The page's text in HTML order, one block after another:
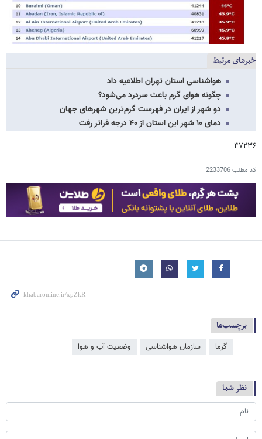
خبرهای مرتبط
هواشناسی استان تهران اطلاعیه داد
چگونه هوای گرم باعث سردرد می‌شود؟
دو شهر از ایران در فهرست گرم‌ترین شهرهای جهان
دمای ۱۰ شهر این استان از ۴۰ درجه فراتر رفت
۴۷۲۳۶
کد مطلب2233706
برچسب‌ها
گرما سازمان هواشناسی وضعیت آب و هوا
نظر شما